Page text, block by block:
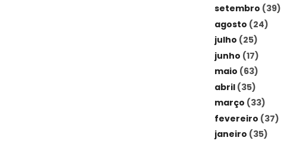
setembro (39)
agosto (24)
julho (25)
junho (17)
maio (63)
abril (35)
março (33)
fevereiro (37)
janeiro (35)